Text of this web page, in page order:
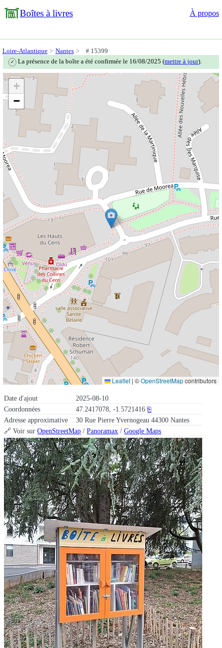
Boîtes à livres À propos
Loire-Atlantique Nantes # 15399
✓ La présence de la boîte a été confirmée le 16/08/2025 (mettre à jour).
Date d'ajout
2025-08-10
Coordonnées
47.2417078, -1.5721416 ⎘
Adresse approximative
30 Rue Pierre Yvernogeau 44300 Nantes
🔗 Voir surOpenStreetMap /Panoramax /Google Maps
+
−
Leaflet | ©OpenStreetMapcontributors